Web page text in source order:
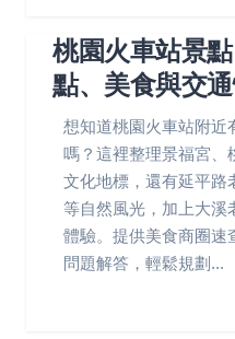
桃園火車站景
點、美食與交
想知道桃園火車站附近
嗎？這裡整理景福宮、
文化地標，還有延平路
等自然風光，加上大溪
體驗。提供美食商圈速
問題解答，輕鬆規劃...